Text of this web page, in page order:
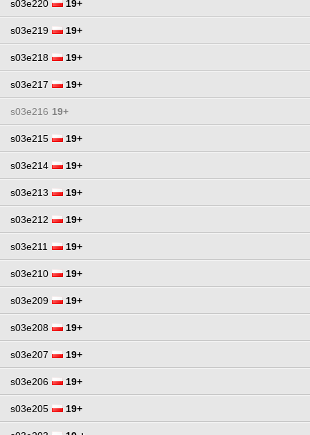
s03e220 19+
s03e219 19+
s03e218 19+
s03e217 19+
s03e216 19+
s03e215 19+
s03e214 19+
s03e213 19+
s03e212 19+
s03e211 19+
s03e210 19+
s03e209 19+
s03e208 19+
s03e207 19+
s03e206 19+
s03e205 19+